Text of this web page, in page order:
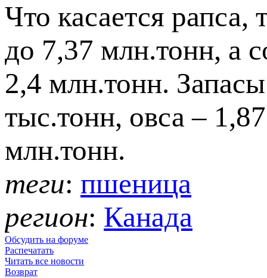
Что касается рапса,
до 7,37 млн.тонн, а
2,4 млн.тонн.
тыс.тонн, овса –
млн.тонн.
теги: пшеница
регион: Канада
Обсудить на форуме
Распечатать
Читать все новости
Возврат